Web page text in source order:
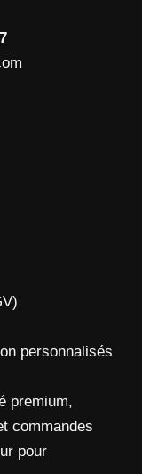
personnalisés
premium,
commandes
pour